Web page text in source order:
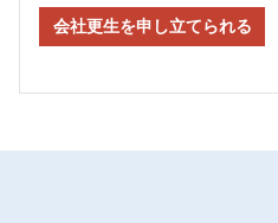
会社更生を申し立てられる